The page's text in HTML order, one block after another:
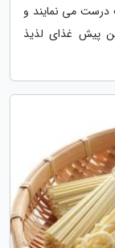
درست می نمایند و
پیش غذای لذیذ